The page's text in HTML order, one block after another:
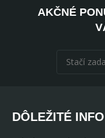
AKČNÉ
DÔLEŽITÉ